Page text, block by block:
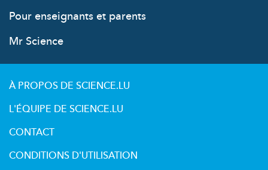
Pour enseignants et parents
Mr Science
À PROPOS DE SCIENCE.LU
L'ÉQUIPE DE SCIENCE.LU
CONTACT
CONDITIONS D'UTILISATION